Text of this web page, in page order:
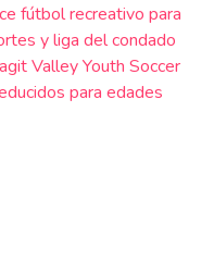
fútbol recreativo para
y liga del condado
Valley Youth Soccer
para edades